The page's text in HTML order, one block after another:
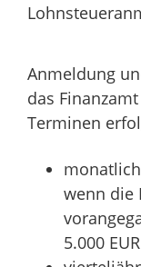
Anmeldung
das
Terminen
wenn die
5.000